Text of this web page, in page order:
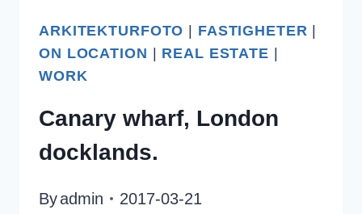
ARKITEKTURFOTO FASTIGHETER
ON LOCATION
REAL ESTATE
WORK
Canary wharf, London
docklands.
Byadmin 2017-03-21